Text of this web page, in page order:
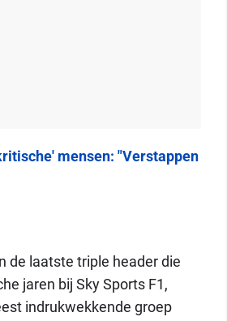
mensen: "Verstappen
de laatste triple header die
jaren bij Sky Sports F1,
indrukwekkende groep